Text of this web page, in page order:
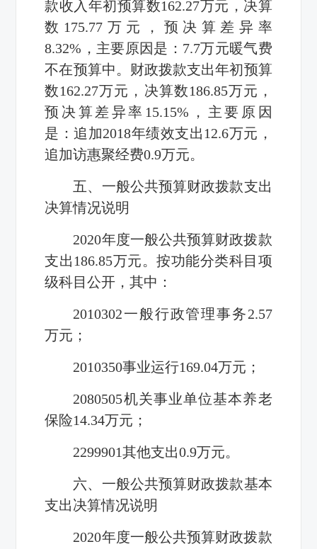
款收入年初预算数162.27万元，决算
数 175.77 万元，预决算差异率
8.32% ，主要原因是： 7.7万元暖气费
不在预算中。财政拨款支出年初预算
数162.27万元，决算数186.85万元，
预决算差异率 15.15% ，主要原因
是：追加2018年绩效支出12.6万元，
追加访惠聚经费0.9万元。
五、一般公共预算财政拨款支出
决算情况说明
2020年度一般公共预算财政拨款
支出186.85万元。按功能分类科目项
级科目公开，其中：
2010302一般行政管理事务2.57
万元；
2010350事业运行169.04万元；
2080505机关事业单位基本养老
保险14.34万元；
2299901其他支出0.9万元。
六、一般公共预算财政拨款基本
支出决算情况说明
2020年度一般公共预算财政拨款